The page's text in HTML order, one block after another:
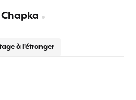
à l'étranger